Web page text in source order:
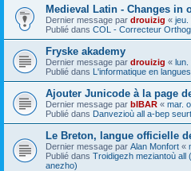
Medieval Latin - Changes in
Dernier message par drouizig « jeu.
Publié dans COL - Correcteur
Fryske akademy
Dernier message par drouizig « lun.
Publié dans L'informatique en
Ajouter Junicode à la page
Dernier message par bIBAR « mar.
Publié dans Danvezioù all a-bep seurt
Le Breton, langue officielle
Dernier message par Alan Monfort «
Publié dans Troidigezh meziantoù all
anezho)